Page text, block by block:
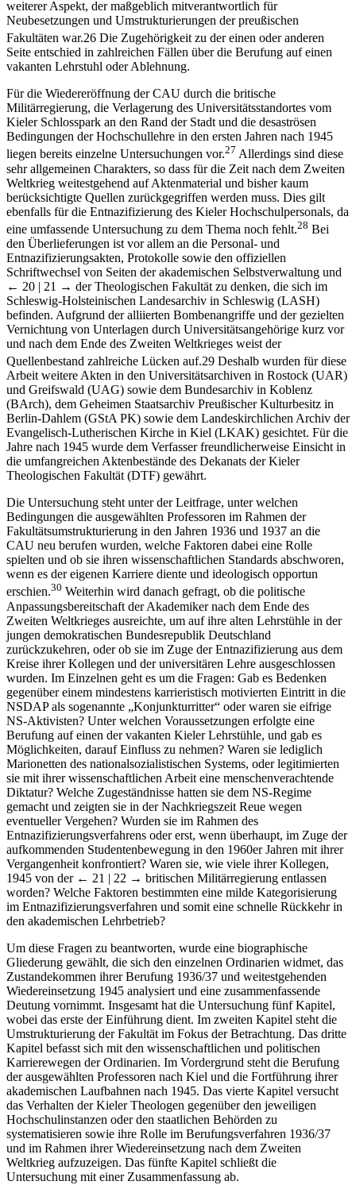
weiterer Aspekt, der maßgeblich mitverantwortlich für
Neubesetzungen und Umstrukturierungen der preußischen
Fakultäten war.26 Die Zugehörigkeit zu der einen oder anderen
Seite entschied in zahlreichen Fällen über die Berufung auf einen
vakanten Lehrstuhl oder Ablehnung.
Für die Wiedereröffnung der CAU durch die britische
Militärregierung, die Verlagerung des Universitätsstandortes vom
Kieler Schlosspark an den Rand der Stadt und die desaströsen
Bedingungen der Hochschullehre in den ersten Jahren nach 1945
liegen bereits einzelne Untersuchungen vor.27 Allerdings sind diese
sehr allgemeinen Charakters, so dass für die Zeit nach dem Zweiten
Weltkrieg weitestgehend auf Aktenmaterial und bisher kaum
berücksichtigte Quellen zurückgegriffen werden muss. Dies gilt
ebenfalls für die Entnazifizierung des Kieler Hochschulpersonals, da
eine umfassende Untersuchung zu dem Thema noch fehlt.28 Bei
den Überlieferungen ist vor allem an die Personal- und
Entnazifizierungsakten, Protokolle sowie den offiziellen
Schriftwechsel von Seiten der akademischen Selbstverwaltung und
← 20 | 21 → der Theologischen Fakultät zu denken, die sich im
Schleswig-Holsteinischen Landesarchiv in Schleswig (LASH)
befinden. Aufgrund der alliierten Bombenangriffe und der gezielten
Vernichtung von Unterlagen durch Universitätsangehörige kurz vor
und nach dem Ende des Zweiten Weltkrieges weist der
Quellenbestand zahlreiche Lücken auf.29 Deshalb wurden für diese
Arbeit weitere Akten in den Universitätsarchiven in Rostock (UAR)
und Greifswald (UAG) sowie dem Bundesarchiv in Koblenz
(BArch), dem Geheimen Staatsarchiv Preußischer Kulturbesitz in
Berlin-Dahlem (GStA PK) sowie dem Landeskirchlichen Archiv der
Evangelisch-Lutherischen Kirche in Kiel (LKAK) gesichtet. Für die
Jahre nach 1945 wurde dem Verfasser freundlicherweise Einsicht in
die umfangreichen Aktenbestände des Dekanats der Kieler
Theologischen Fakultät (DTF) gewährt.
Die Untersuchung steht unter der Leitfrage, unter welchen
Bedingungen die ausgewählten Professoren im Rahmen der
Fakultätsumstrukturierung in den Jahren 1936 und 1937 an die
CAU neu berufen wurden, welche Faktoren dabei eine Rolle
spielten und ob sie ihren wissenschaftlichen Standards abschworen,
wenn es der eigenen Karriere diente und ideologisch opportun
erschien.30 Weiterhin wird danach gefragt, ob die politische
Anpassungsbereitschaft der Akademiker nach dem Ende des
Zweiten Weltkrieges ausreichte, um auf ihre alten Lehrstühle in der
jungen demokratischen Bundesrepublik Deutschland
zurückzukehren, oder ob sie im Zuge der Entnazifizierung aus dem
Kreise ihrer Kollegen und der universitären Lehre ausgeschlossen
wurden. Im Einzelnen geht es um die Fragen: Gab es Bedenken
gegenüber einem mindestens karrieristisch motivierten Eintritt in die
NSDAP als sogenannte „Konjunkturritter“ oder waren sie eifrige
NS-Aktivisten? Unter welchen Voraussetzungen erfolgte eine
Berufung auf einen der vakanten Kieler Lehrstühle, und gab es
Möglichkeiten, darauf Einfluss zu nehmen? Waren sie lediglich
Marionetten des nationalsozialistischen Systems, oder legitimierten
sie mit ihrer wissenschaftlichen Arbeit eine menschenverachtende
Diktatur? Welche Zugeständnisse hatten sie dem NS-Regime
gemacht und zeigten sie in der Nachkriegszeit Reue wegen
eventueller Vergehen? Wurden sie im Rahmen des
Entnazifizierungsverfahrens oder erst, wenn überhaupt, im Zuge der
aufkommenden Studentenbewegung in den 1960er Jahren mit ihrer
Vergangenheit konfrontiert? Waren sie, wie viele ihrer Kollegen,
1945 von der ← 21 | 22 → britischen Militärregierung entlassen
worden? Welche Faktoren bestimmten eine milde Kategorisierung
im Entnazifizierungsverfahren und somit eine schnelle Rückkehr in
den akademischen Lehrbetrieb?
Um diese Fragen zu beantworten, wurde eine biographische
Gliederung gewählt, die sich den einzelnen Ordinarien widmet, das
Zustandekommen ihrer Berufung 1936/37 und weitestgehenden
Wiedereinsetzung 1945 analysiert und eine zusammenfassende
Deutung vornimmt. Insgesamt hat die Untersuchung fünf Kapitel,
wobei das erste der Einführung dient. Im zweiten Kapitel steht die
Umstrukturierung der Fakultät im Fokus der Betrachtung. Das dritte
Kapitel befasst sich mit den wissenschaftlichen und politischen
Karrierewegen der Ordinarien. Im Vordergrund steht die Berufung
der ausgewählten Professoren nach Kiel und die Fortführung ihrer
akademischen Laufbahnen nach 1945. Das vierte Kapitel versucht
das Verhalten der Kieler Theologen gegenüber den jeweiligen
Hochschulinstanzen oder den staatlichen Behörden zu
systematisieren sowie ihre Rolle im Berufungsverfahren 1936/37
und im Rahmen ihrer Wiedereinsetzung nach dem Zweiten
Weltkrieg aufzuzeigen. Das fünfte Kapitel schließt die
Untersuchung mit einer Zusammenfassung ab.